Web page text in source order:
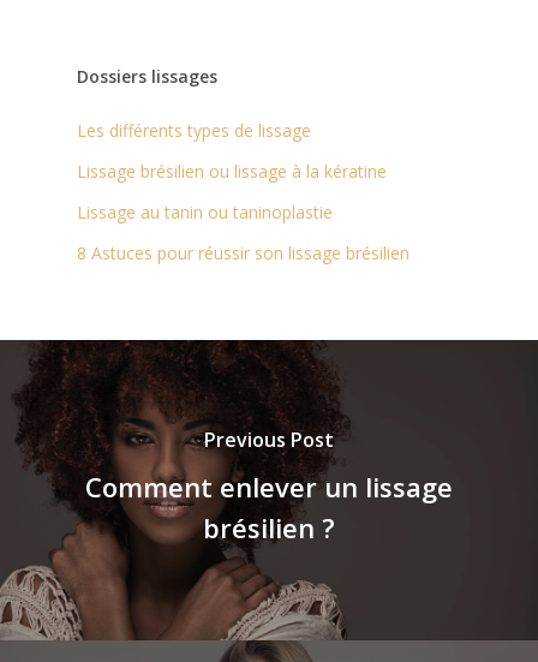
Dossiers lissages
Les différents types de lissage
Lissage brésilien ou lissage à la kératine
Lissage au tanin ou taninoplastie
8 Astuces pour réussir son lissage brésilien
Previous Post
Comment enlever un lissage
brésilien ?